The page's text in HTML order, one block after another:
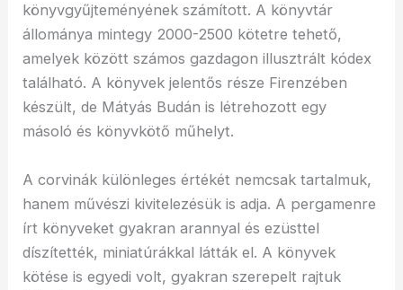
könyvgyűjteményének számított. A könyvtár
állománya mintegy 2000-2500 kötetre tehető,
amelyek között számos gazdagon illusztrált kódex
található. A könyvek jelentős része Firenzében
készült, de Mátyás Budán is létrehozott egy
másoló és könyvkötő műhelyt.
A corvinák különleges értékét nemcsak tartalmuk,
hanem művészi kivitelezésük is adja. A pergamenre
írt könyveket gyakran arannyal és ezüsttel
díszítették, miniatúrákkal látták el. A könyvek
kötése is egyedi volt, gyakran szerepelt rajtuk